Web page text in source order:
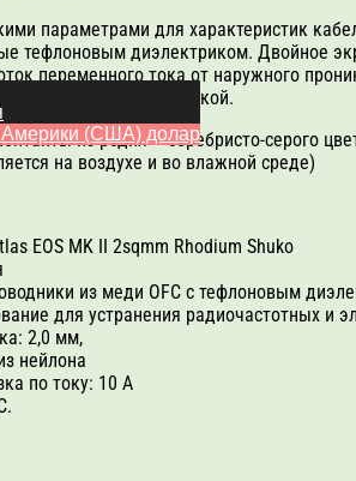
параметрами для характеристик
тефлоновым диэлектриком. Двойное
переменного тока от наружного
нейлоновой оплеткой.
из родия – серебристо-серого
на воздухе и во влажной среде)
EOS MK II 2sqmm Rhodium Shuko
из меди OFC с тефлоновым
для устранения радиочастотных и
2,0 мм,
нейлона
по току: 10 A
Америки (США) долар